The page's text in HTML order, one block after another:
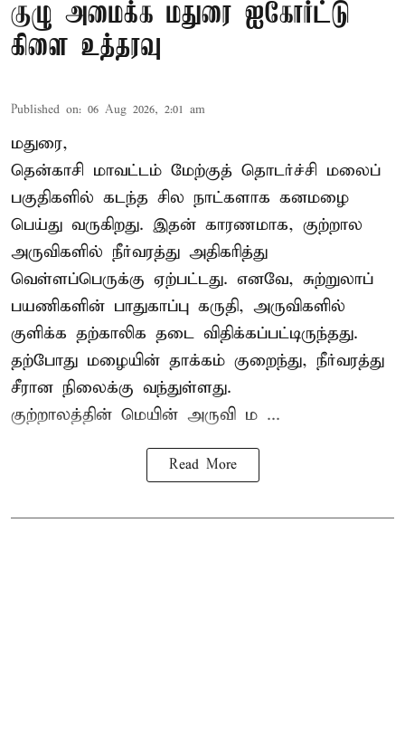
குழு அமைக்க மதுரை ஐகோர்ட்டு
கிளை உத்தரவு
Published on: 06 Aug 2026, 2:01 am
மதுரை,
தென்காசி மாவட்டம் மேற்குத் தொடர்ச்சி மலைப்
பகுதிகளில் கடந்த சில நாட்களாக கனமழை
பெய்து வருகிறது. இதன் காரணமாக, குற்றால
அருவிகளில் நீர்வரத்து அதிகரித்து
வெள்ளப்பெருக்கு ஏற்பட்டது. எனவே, சுற்றுலாப்
பயணிகளின் பாதுகாப்பு கருதி, அருவிகளில்
குளிக்க தற்காலிக தடை விதிக்கப்பட்டிருந்தது.
தற்போது மழையின் தாக்கம் குறைந்து, நீர்வரத்து
சீரான நிலைக்கு வந்துள்ளது.
குற்றாலத்தின் மெயின் அருவி ம ...
Read More